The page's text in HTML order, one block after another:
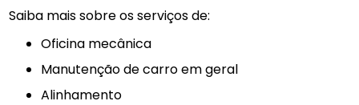
Saiba mais sobre os serviços de:
Oficina mecânica
manutenção de carro em geral
Alinhamento